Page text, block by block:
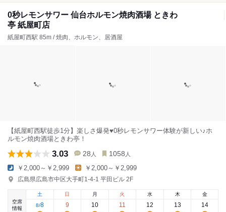
0秒レモンサワー 仙台ホルモン焼肉酒場 ときわ
亭 紙屋町店
紙屋町西駅 85m / 焼肉、ホルモン、居酒屋
【紙屋町西駅徒歩1分】楽しさ爆発♥0秒レモンサワー体験が新しい♪ホ
ルモン焼肉酒場ときわ亭！
3.03 28 人 1058 人
￥2,000～￥2,999 ￥2,000～￥2,999
広島県広島市中区大手町1-4-1 平田ビル 2F
空席
情報
土
8/8
日
9
月
10
火
11
水
12
木
13
金
14